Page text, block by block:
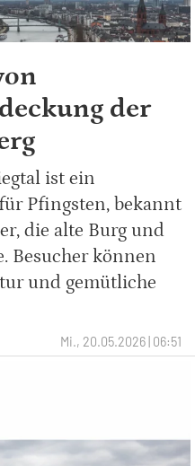
der
ist ein
Pfingsten, bekannt
die alte Burg und
Besucher können
und gemütliche
Mi., 20.05.2026 | 06:51